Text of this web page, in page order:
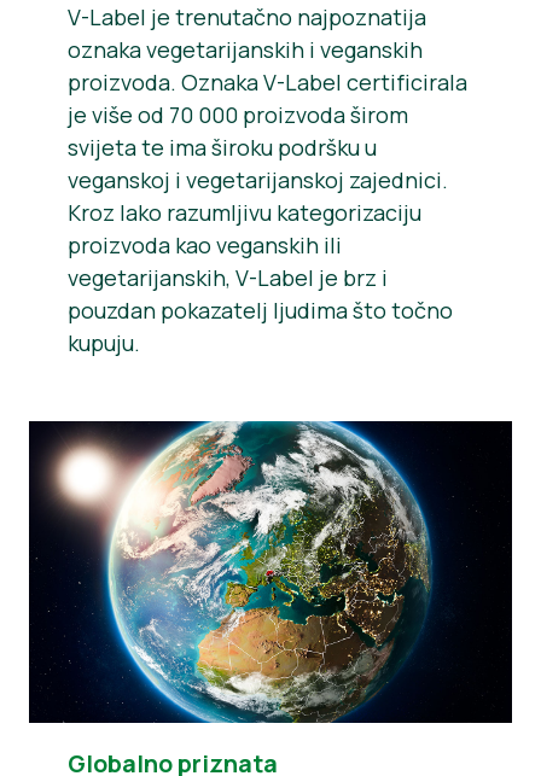
V-Label je trenutačno najpoznatija
oznaka vegetarijanskih i veganskih
proizvoda. Oznaka V-Label certificirala
je više od 70 000 proizvoda širom
svijeta te ima široku podršku u
veganskoj i vegetarijanskoj zajednici.
Kroz lako razumljivu kategorizaciju
proizvoda kao veganskih ili
vegetarijanskih, V-Label je brz i
pouzdan pokazatelj ljudima što točno
kupuju.
Globalno priznata